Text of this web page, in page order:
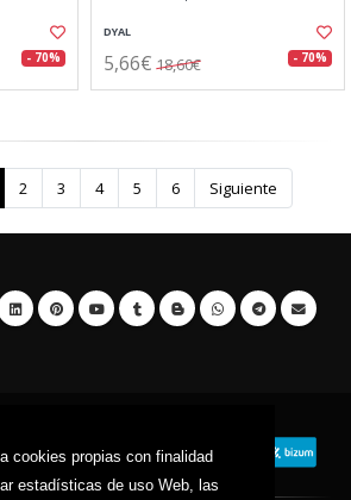
cookies propias con finalidad
estadísticas de uso Web, las
- 70%
DYAL
5,66€ 18,60€ - 70%
2 3 4 5 6 Siguiente